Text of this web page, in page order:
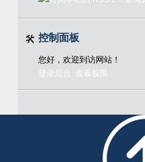
控制面板
您好，欢迎到访网站！
登录后台
查看权限